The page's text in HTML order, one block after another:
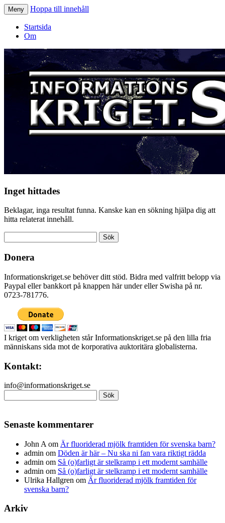
Informationskriget.se
Meny Hoppa till innehåll
Startsida
Om
Inget hittades
Beklagar, inga resultat funna. Kanske kan en sökning hjälpa dig att
hitta relaterat innehåll.
efter:
Donera
Informationskriget.se behöver ditt stöd. Bidra med valfritt belopp via
Paypal eller bankkort på knappen här under eller Swisha på nr.
0723-781776.
I kriget om verkligheten står Informationskriget.se på den lilla fria
människans sida mot de korporativa auktoritära globalisterna.
Kontakt:
info@informationskriget.se
efter:
Senaste kommentarer
John A om Är fluoriderad mjölk framtiden för svenska barn?
admin om Döden är här – Nu ska ni fan vara riktigt rädda
admin om Så (o)farligt är stelkramp i ett modernt samhälle
admin om Så (o)farligt är stelkramp i ett modernt samhälle
Ulrika Hallgren om Är fluoriderad mjölk framtiden för
svenska barn?
Arkiv